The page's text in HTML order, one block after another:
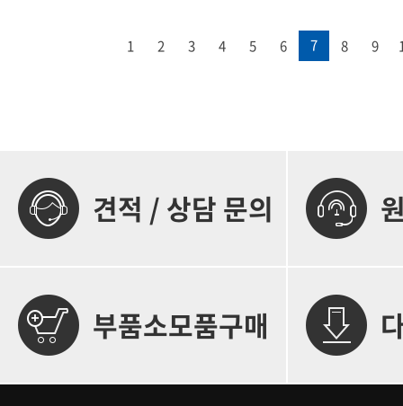
1 2 3 4 5 6 7 8 9
견적 / 상담 문의
부품소모품구매